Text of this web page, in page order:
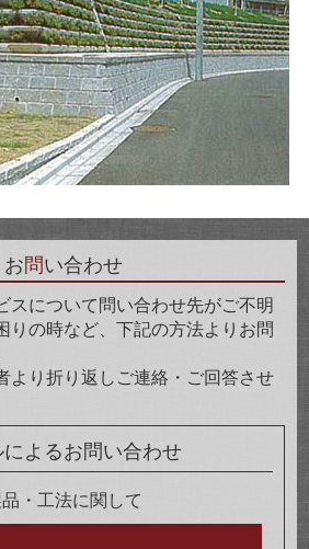
お問い合わせ
スについて問い合わせ先がご不明
りの時など、下記の方法よりお問
より折り返しご連絡・ご回答させ
によるお問い合わせ
・工法に関して